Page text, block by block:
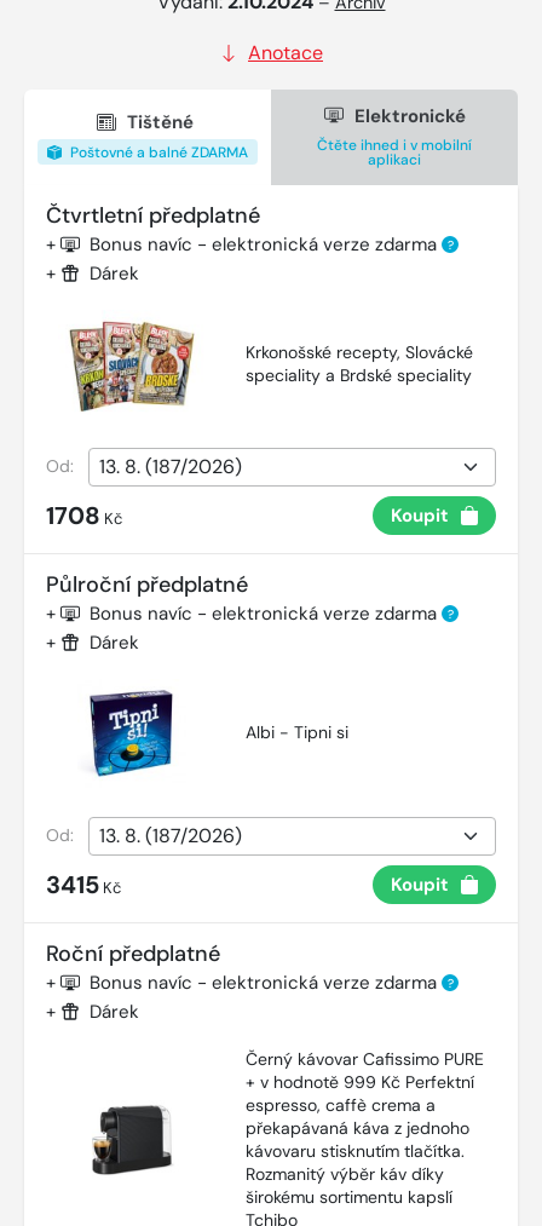
Anotace
Tištěné
Poštovné a balné ZDARMA
Elektronické
Čtěte ihned i v mobilní
aplikaci
Čtvrtletní předplatné
+ Bonus navíc - elektronická verze zdarma ?
+ Dárek
Krkonošské recepty, Slovácké
speciality a Brdské speciality
Od:
1708 Kč Koupit
Půlroční předplatné
+ Bonus navíc - elektronická verze zdarma ?
+ Dárek
Albi - Tipni si
Od:
3415 Kč Koupit
Roční předplatné
+ Bonus navíc - elektronická verze zdarma ?
+ Dárek
Černý kávovar Cafissimo PURE
+ v hodnotě 999 Kč Perfektní
espresso, caffè crema a
překapávaná káva z jednoho
kávovaru stisknutím tlačítka.
Rozmanitý výběr káv díky
širokému sortimentu kapslí
Tchibo